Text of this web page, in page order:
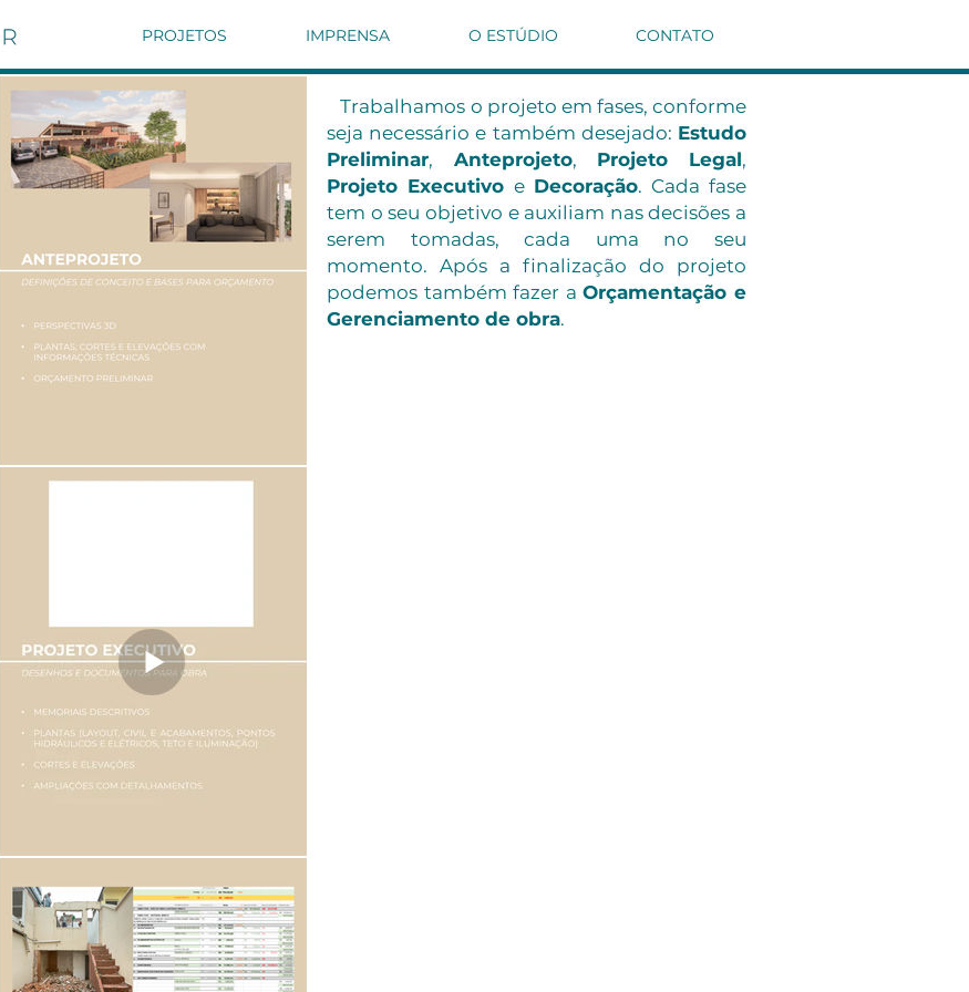
PROJETOS IMPRENSA O ESTÚDIO CONTATO
Trabalhamos o projeto em fases, conforme
seja necessário e também desejado: Estudo
Preliminar, Anteprojeto, Projeto Legal,
Projeto Executivo eDecoração. Cada fase
tem o seu objetivo e auxiliam nas decisões a
serem tomadas, cada uma no seu
momento. Após a finalização do projeto
podemos também fazer aOrçamentação e
Gerenciamento de obra.